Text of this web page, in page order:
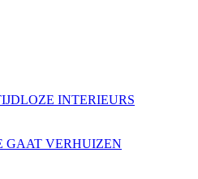
INTERIEURS
GAAT VERHUIZEN